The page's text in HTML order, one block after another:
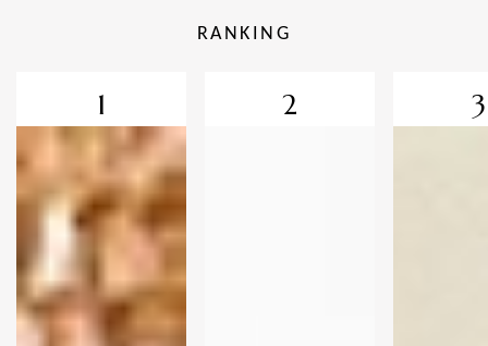
RANKING
1 2 3